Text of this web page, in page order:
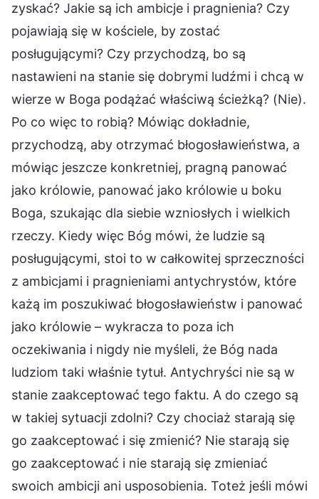
zyskać? Jakie są ich ambicje i pragnienia? Czy
pojawiają się w kościele, by zostać
posługującymi? Czy przychodzą, bo są
nastawieni na stanie się dobrymi ludźmi i chcą w
wierze w Boga podążać właściwą ścieżką? (Nie).
Po co więc to robią? Mówiąc dokładnie,
przychodzą, aby otrzymać błogosławieństwa, a
mówiąc jeszcze konkretniej, pragną panować
jako królowie, panować jako królowie u boku
Boga, szukając dla siebie wzniosłych i wielkich
rzeczy. Kiedy więc Bóg mówi, że ludzie są
posługującymi, stoi to w całkowitej sprzeczności
z ambicjami i pragnieniami antychrystów, które
każą im poszukiwać błogosławieństw i panować
jako królowie – wykracza to poza ich
oczekiwania i nigdy nie myśleli, że Bóg nada
ludziom taki właśnie tytuł. Antychryści nie są w
stanie zaakceptować tego faktu. A do czego są
w takiej sytuacji zdolni? Czy chociaż starają się
go zaakceptować i się zmienić? Nie starają się
go zaakceptować i nie starają się zmieniać
swoich ambicji ani usposobienia. Toteż jeśli mówi